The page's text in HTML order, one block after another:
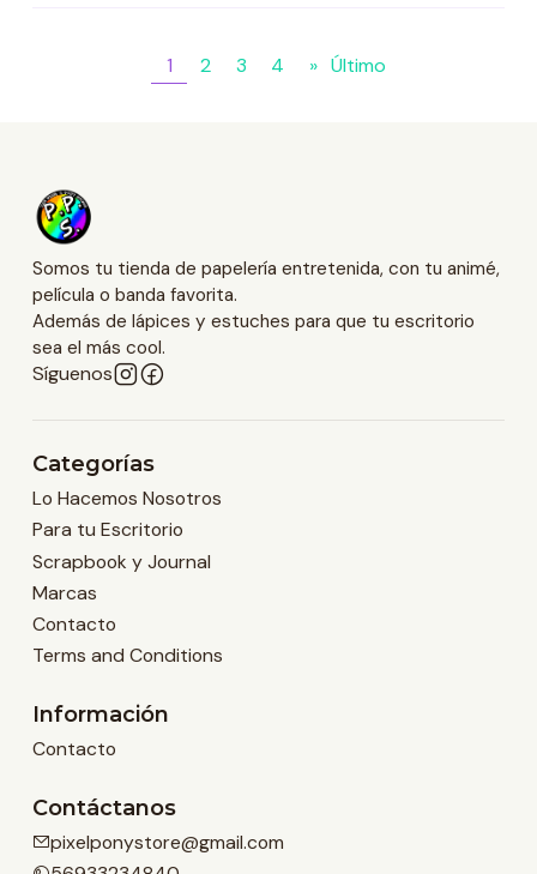
1 2 3 4 » Último
Somos tu tienda de papelería entretenida, con tu animé,
película o banda favorita.
Además de lápices y estuches para que tu escritorio
sea el más cool.
Síguenos
Categorías
Lo Hacemos Nosotros
Para tu Escritorio
Scrapbook y Journal
Marcas
Contacto
Terms and Conditions
Información
Contacto
Contáctanos
pixelponystore@gmail.com